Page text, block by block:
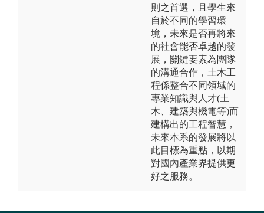
則之首選，且學生來
自於不同的學習環
境，未來是否再將來
的社會能否卓越的發
展，關鍵要素為團隊
的溝通合作，土木工
程係整合不同領域的
專業知識與人才(土
木、建築與機電等)而
建構出的工程智慧，
未來本系的發展將以
此目標為重點，以期
對國內產業界提供更
好之服務。